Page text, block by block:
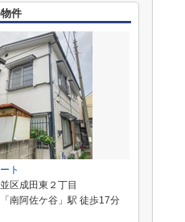
件
ト
区成田東２丁目
南阿佐ケ谷」駅 徒歩17分